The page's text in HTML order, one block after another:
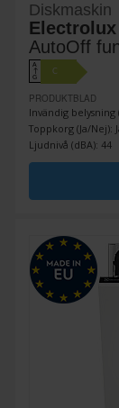
Diskmaskin
Electrolux
AutoOff
A
↑
G
C
PRODUKTBLAD
Invändig belysning
Toppkorg (Ja/Nej):
Ljudnivå (dBA): 44